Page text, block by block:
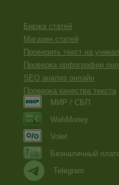
Биржа статей
Магазин статей
Проверить текст на
Проверка орфографии
SEO анализ онлайн
Проверка качества текста
МИР / СБП
WebMoney
Volet
Безналичный
Telegram